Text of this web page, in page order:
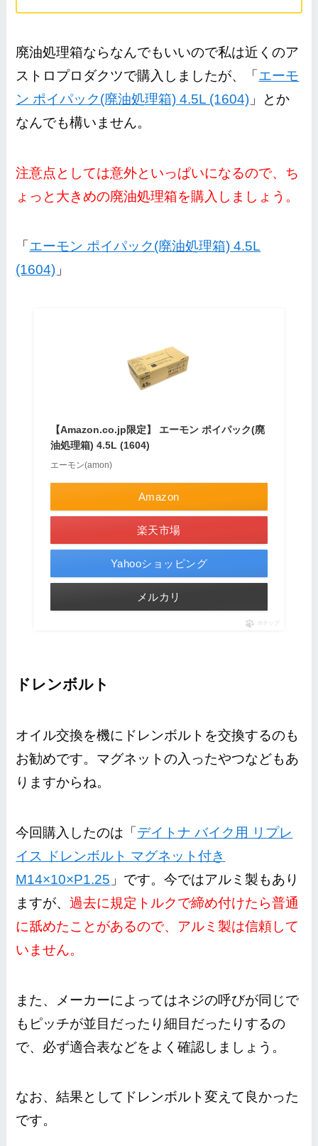
廃油処理箱ならなんでもいいので私は近くのア
ストロプロダクツで購入しましたが、「 エーモ
ン ポイパック(廃油処理箱) 4.5L (1604) 」とか
なんでも構いません。
注意点としては意外といっぱいになるので、ち
ょっと大きめの廃油処理箱を購入しましょう。
「 エーモン ポイパック(廃油処理箱) 4.5L
(1604) 」
【Amazon.co.jp限定】 エーモン ポイパック(廃
油処理箱) 4.5L (1604)
エーモン(amon)
Amazon
楽天市場
Yahooショッピング
メルカリ
ポチップ
ドレンボルト
オイル交換を機にドレンボルトを交換するのも
お勧めです。マグネットの入ったやつなどもあ
りますからね。
今回購入したのは「 デイトナ バイク用 リプレ
イス ドレンボルト マグネット付き
M14×10×P1.25 」です。今ではアルミ製もあり
ますが、過去に規定トルクで締め付けたら普通
に舐めたことがあるので、アルミ製は信頼して
いません。
また、メーカーによってはネジの呼びが同じで
も ピッチが並目だったり細目だったりするの
で、必ず適合表などをよく確認しましょう。
なお、結果としてドレンボルト変えて良かった
です。